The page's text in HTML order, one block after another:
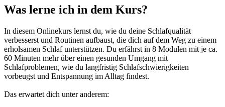
Was lerne ich in dem Kurs?
In diesem Onlinekurs lernst du, wie du deine Schlafqualität
verbesserst und Routinen aufbaust, die dich auf dem Weg zu einem
erholsamen Schlaf unterstützen. Du erfährst in 8 Modulen mit je ca.
60 Minuten mehr über einen gesunden Umgang mit
Schlafproblemen, wie du langfristig Schlafschwierigkeiten
vorbeugst und Entspannung im Alltag findest.
Das erwartet dich unter anderem: